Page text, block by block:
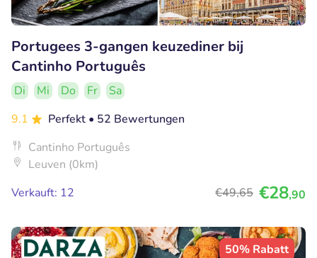
Portugees 3-gangen keuzediner bij
Cantinho Português
Di Mi Do Fr
Sa
9.1
Perfekt • 52 Bewertungen
Cantinho Português
Leuven (0km)
Verkauft: 12
€49,65 €28,90
50% Rabatt